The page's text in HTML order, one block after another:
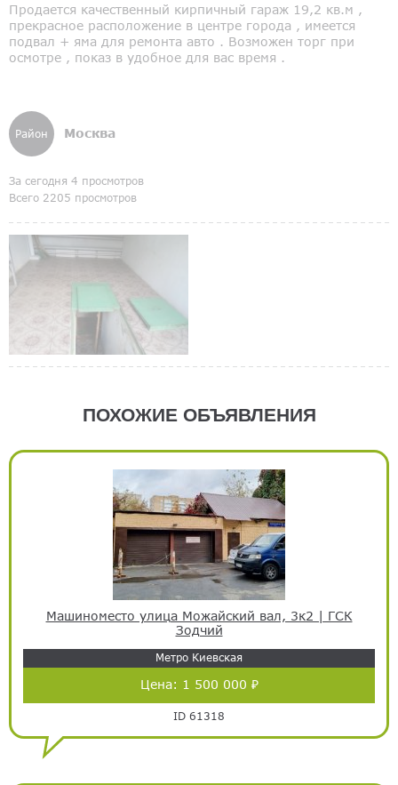
Продается качественный кирпичный гараж 19,2 кв.м ,
прекрасное расположение в центре города , имеется
подвал + яма для ремонта авто . Возможен торг при
осмотре , показ в удобное для вас время .
Район Москва
За сегодня 4 просмотров
Всего 2205 просмотров
ПОХОЖИЕ ОБЪЯВЛЕНИЯ
Машиноместо улица Можайский вал, 3к2 | ГСК
Зодчий
Метро Киевская
Цена: 1 500 000 ₽
ID 61318